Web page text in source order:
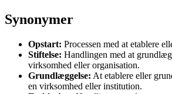
Synonymer
Opstart: Processen med at etablere
Stiftelse: Handlingen med at
virksomhed eller organisation.
Grundlæggelse: At etablere eller
en virksomhed eller institution.